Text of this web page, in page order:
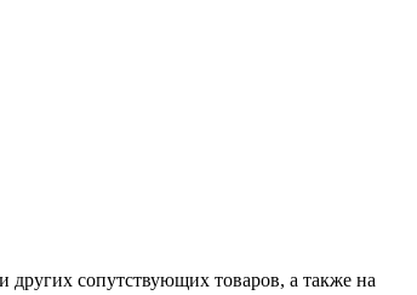
сопутствующих товаров, а также на